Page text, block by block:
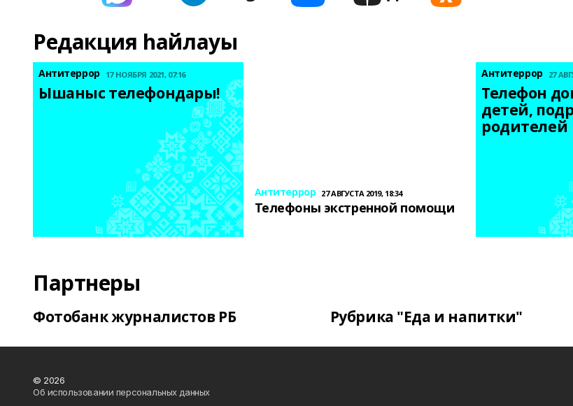
Редакция һайлауы
Антитеррор 17 НОЯБРЯ 2021, 07:16
Ышаныс телефондары!
Антитеррор 27 АВГУСТА 2019, 18:34
Телефоны экстренной помощи
Антитеррор 27
Телефон
детей,
родителей
Партнеры
Фотобанк журналистов РБ Рубрика "Еда и напитки"
© 2026
Об использовании персональных данных